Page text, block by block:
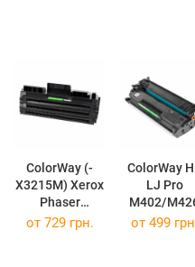
ColorWay (-
X3215M) Xerox
Phaser
P3052/3260/W
ColorWay HP
LJ Pro
M402/
Black
от 729 грн. от 499